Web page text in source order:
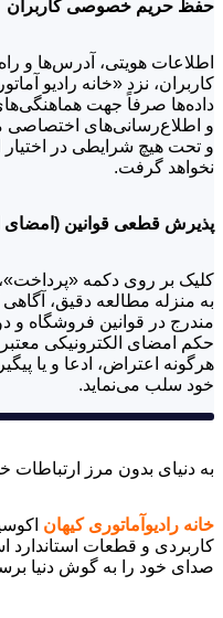
حفظ حریم خصوصی کاربران
اطلاعات هویتی، آدرس‌ها و
کاربران، نزد «خانه رادیو
داده‌ها صرفاً جهت
و اطلاع‌رسانی‌های اختصاصی
و تحت هیچ شرایطی در
نخواهد گرفت.
پذیرش قطعی قوانین (امضای
کلیک بر روی دکمه
به منزله مطالعه دقیق،
مندرج در قوانین فروشگاه و
حکم امضای الکترونیکی معتبر
هرگونه اعتراض، ادعا و یا
خود سلب می‌نماید.
به دنیای بدون مرز ارتباطات
خانه رادیوآماتوری کیهان
کاربردی و قطعات
صدای خود را به گوش دنیا